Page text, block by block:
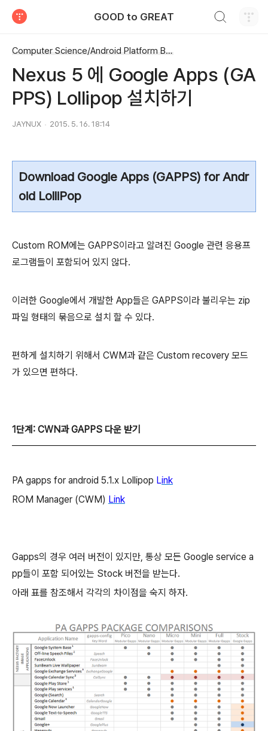
GOOD to GREAT
Computer Science/Android Platform Build
Nexus 5 에 Google Apps (GA
PPS) Lollipop 설치하기
JAYNUX 2015. 5. 16. 18:14
Download Google Apps (GAPPS) for Andr
oid LolliPop
Custom ROM에는 GAPPS이라고 알려진 Google 관련 응용프
로그램들이 포함되어 있지 않다.
이러한 Google에서 개발한 App들은 GAPPS이라 불리우는 zip
파일 형태의 묶음으로 설치 할 수 있다.
편하게 설치하기 위해서 CWM과 같은 Custom recovery 모드
가 있으면 편하다.
1단계: CWN과 GAPPS 다운 받기
PA gapps for android 5.1.x Lollipop Link
ROM Manager (CWM) Link
Gapps의 경우 여러 버전이 있지만, 통상 모든 Google service a
pp들이 포함 되어있는 Stock 버전을 받는다.
아래 표를 참조해서 각각의 차이점을 숙지 하자.